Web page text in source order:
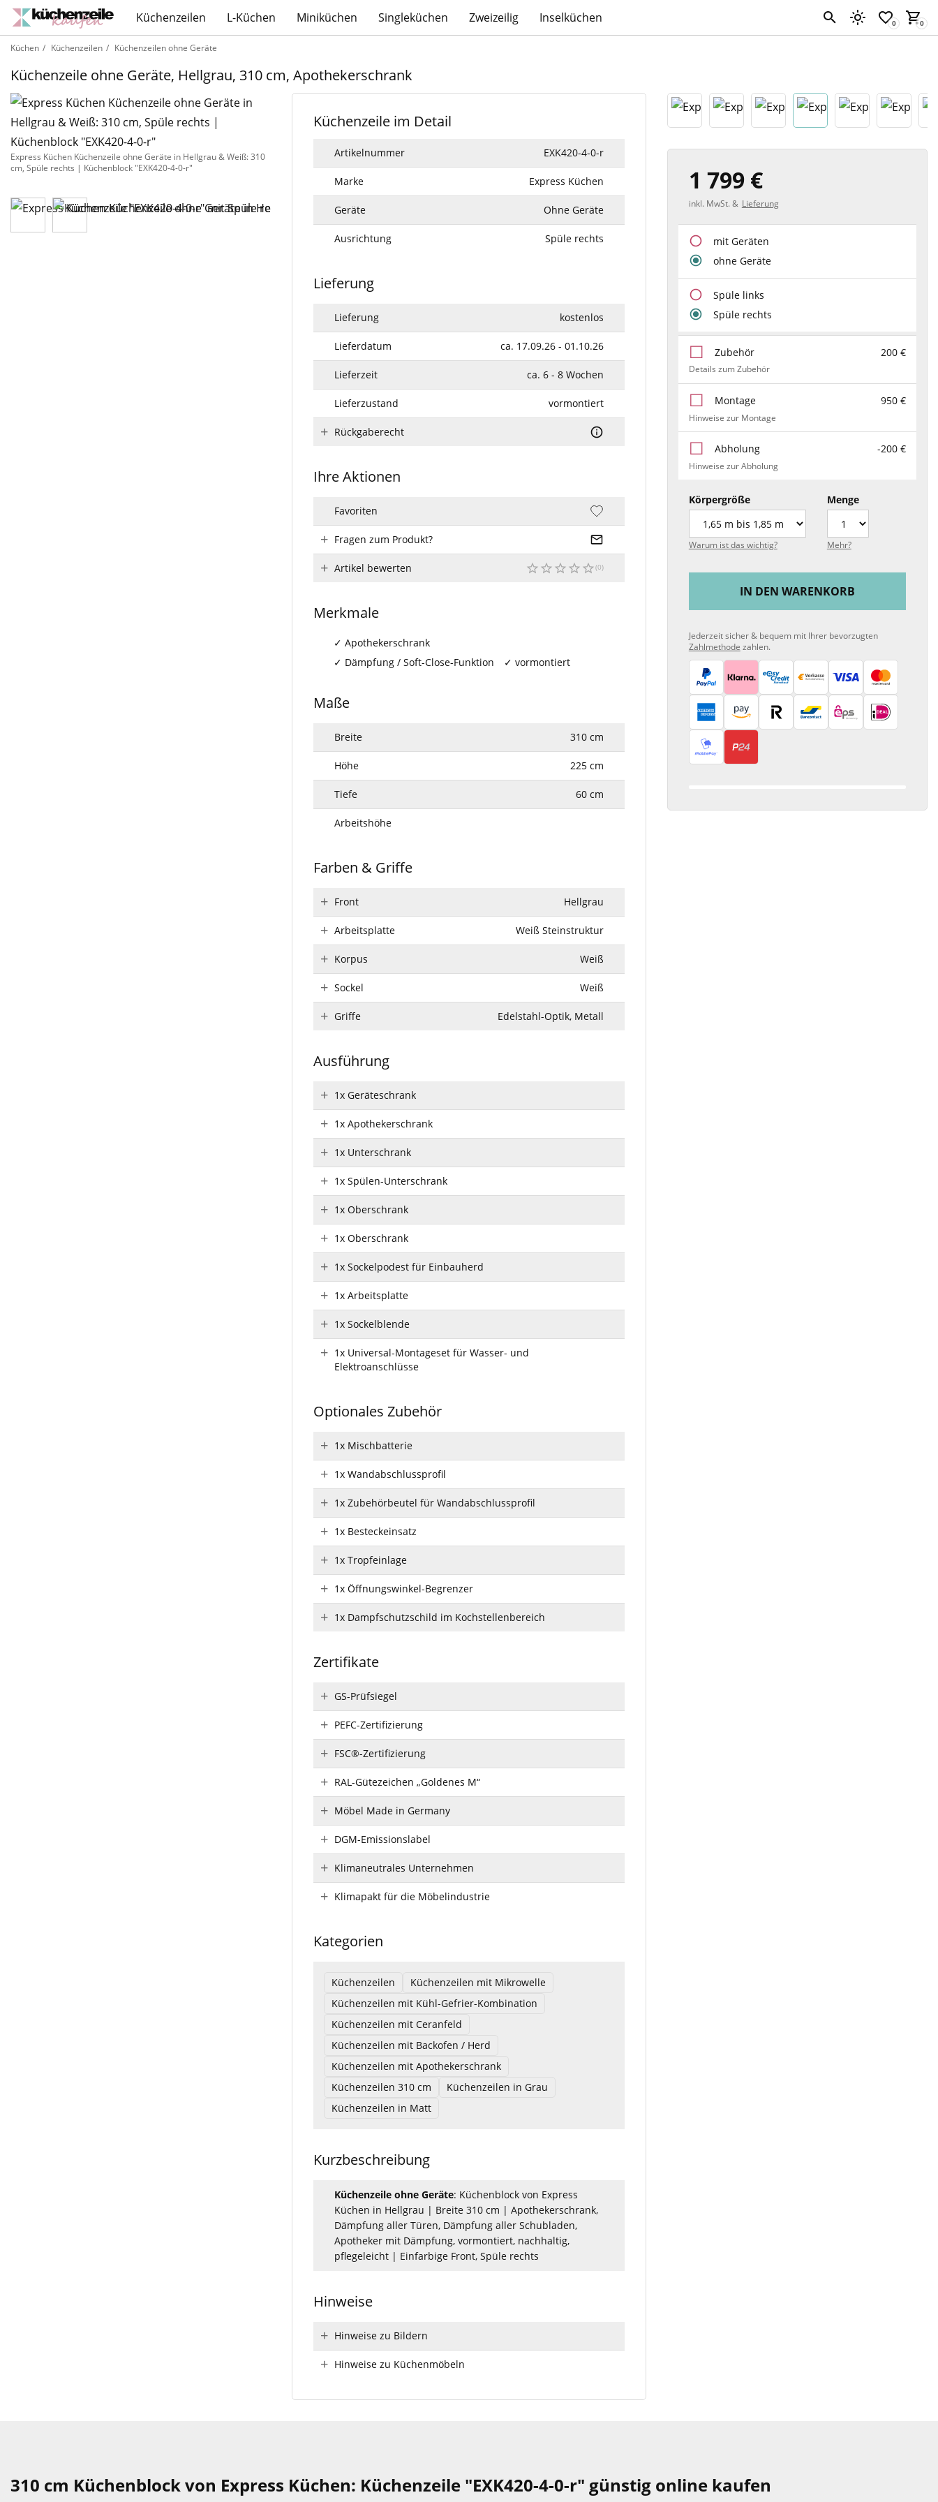
Küchenzeilen L-Küchen Miniküchen Singleküchen Zweizeilig Inselküchen
Küchen Küchenzeilen Küchenzeilen ohne Geräte
Küchenzeile ohne Geräte, Hellgrau, 310 cm, Apothekerschrank
Express Küchen Küchenzeile ohne Geräte in Hellgrau & Weiß: 310
cm, Spüle rechts | Küchenblock "EXK420-4-0-r"
1 799 €
inkl. MwSt. & Lieferung
mit Geräten
ohne Geräte
Spüle links
Spüle rechts
Zubehör 200 €
Details zum Zubehör
Montage 950 €
Hinweise zur Montage
Abholung -200 €
Hinweise zur Abholung
Körpergröße
Warum ist das wichtig?
Menge
Mehr?
IN DEN WARENKORB
Jederzeit sicher & bequem mit Ihrer bevorzugten
Zahlmethode zahlen.
Küchenzeile im Detail
Artikelnummer EXK420-4-0-r
Marke Express Küchen
Geräte Ohne Geräte
Ausrichtung Spüle rechts
Lieferung
Lieferung kostenlos
Lieferdatum ca. 17.09.26 - 01.10.26
Lieferzeit ca. 6 - 8 Wochen
Lieferzustand vormontiert
Rückgaberecht
Ihre Aktionen
Favoriten
Fragen zum Produkt?
Artikel bewerten
Merkmale
Apothekerschrank
Dämpfung / Soft-Close-Funktion
vormontiert
Maße
Breite 310 cm
Höhe 225 cm
Tiefe 60 cm
Arbeitshöhe
Farben & Griffe
Front Hellgrau
Arbeitsplatte Weiß Steinstruktur
Korpus Weiß
Sockel Weiß
Griffe Edelstahl-Optik, Metall
Ausführung
1x Geräteschrank
1x Apothekerschrank
1x Unterschrank
1x Spülen-Unterschrank
1x Oberschrank
1x Oberschrank
1x Sockelpodest für Einbauherd
1x Arbeitsplatte
1x Sockelblende
1x Universal-Montageset für Wasser- und
Elektroanschlüsse
Optionales Zubehör
1x Mischbatterie
1x Wandabschlussprofil
1x Zubehörbeutel für Wandabschlussprofil
1x Besteckeinsatz
1x Tropfeinlage
1x Öffnungswinkel-Begrenzer
1x Dampfschutzschild im Kochstellenbereich
Zertifikate
GS-Prüfsiegel
PEFC-Zertifizierung
FSC®-Zertifizierung
RAL-Gütezeichen „Goldenes M“
Möbel Made in Germany
DGM-Emissionslabel
Klimaneutrales Unternehmen
Klimapakt für die Möbelindustrie
Kategorien
Küchenzeilen
Küchenzeilen mit Mikrowelle
Küchenzeilen mit Kühl-Gefrier-Kombination
Küchenzeilen mit Ceranfeld
Küchenzeilen mit Backofen / Herd
Küchenzeilen mit Apothekerschrank
Küchenzeilen 310 cm
Küchenzeilen in Grau
Küchenzeilen in Matt
Kurzbeschreibung
Küchenzeile ohne Geräte: Küchenblock von Express
Küchen in Hellgrau | Breite 310 cm | Apothekerschrank,
Dämpfung aller Türen, Dämpfung aller Schubladen,
Apotheker mit Dämpfung, vormontiert, nachhaltig,
pflegeleicht | Einfarbige Front, Spüle rechts
Hinweise
Hinweise zu Bildern
Hinweise zu Küchenmöbeln
310 cm Küchenblock von Express Küchen: Küchenzeile "EXK420-4-0-r" günstig online kaufen